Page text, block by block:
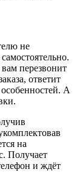
не
перезвонит
ответит
А
на
Получает
и ждёт